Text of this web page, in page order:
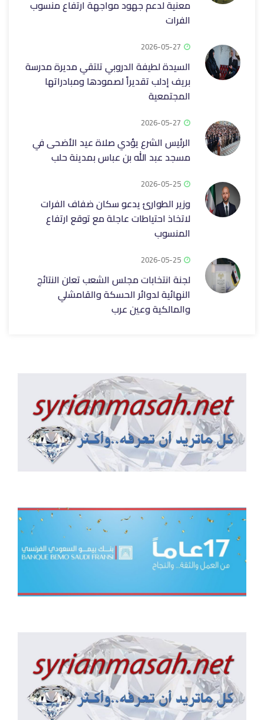
معنية لدعم جهود مواجهة ارتفاع منسوب
الفرات
2026-05-27
السيدة لطيفة الدروبي تلتقي مديرة مدرسة
بريف إدلب تقديراً لصمودها ومبادراتها
‏المجتمعية
2026-05-27
الرئيس الشرع يؤدي صلاة عيد الأضحى في
مسجد ‏عبد الله بن عباس بمدينة حلب
2026-05-25
وزير الطوارئ يدعو سكان ضفاف الفرات
لاتخاذ احتياطات عاجلة مع توقع ارتفاع
المنسوب
2026-05-25
لجنة انتخابات مجلس الشعب تعلن النتائج
النهائية لدوائر الحسكة ‏والقامشلي
والمالكية وعين عرب